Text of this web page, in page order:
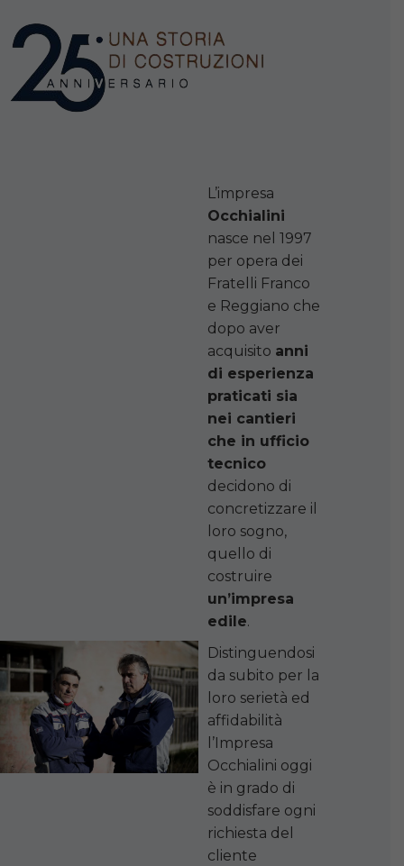
L’impresa
Occhialini
nasce nel 1997
per opera dei
Fratelli Franco
e Reggiano che
dopo aver
acquisito anni
di esperienza
praticati sia
nei cantieri
che in ufficio
tecnico
decidono di
concretizzare il
loro sogno,
quello di
costruire
un’impresa
edile.
Distinguendosi
da subito per la
loro serietà ed
affidabilità
l’Impresa
Occhialini oggi
è in grado di
soddisfare ogni
richiesta del
cliente